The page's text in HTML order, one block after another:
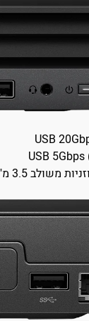
משולב 3.5 מ"מ